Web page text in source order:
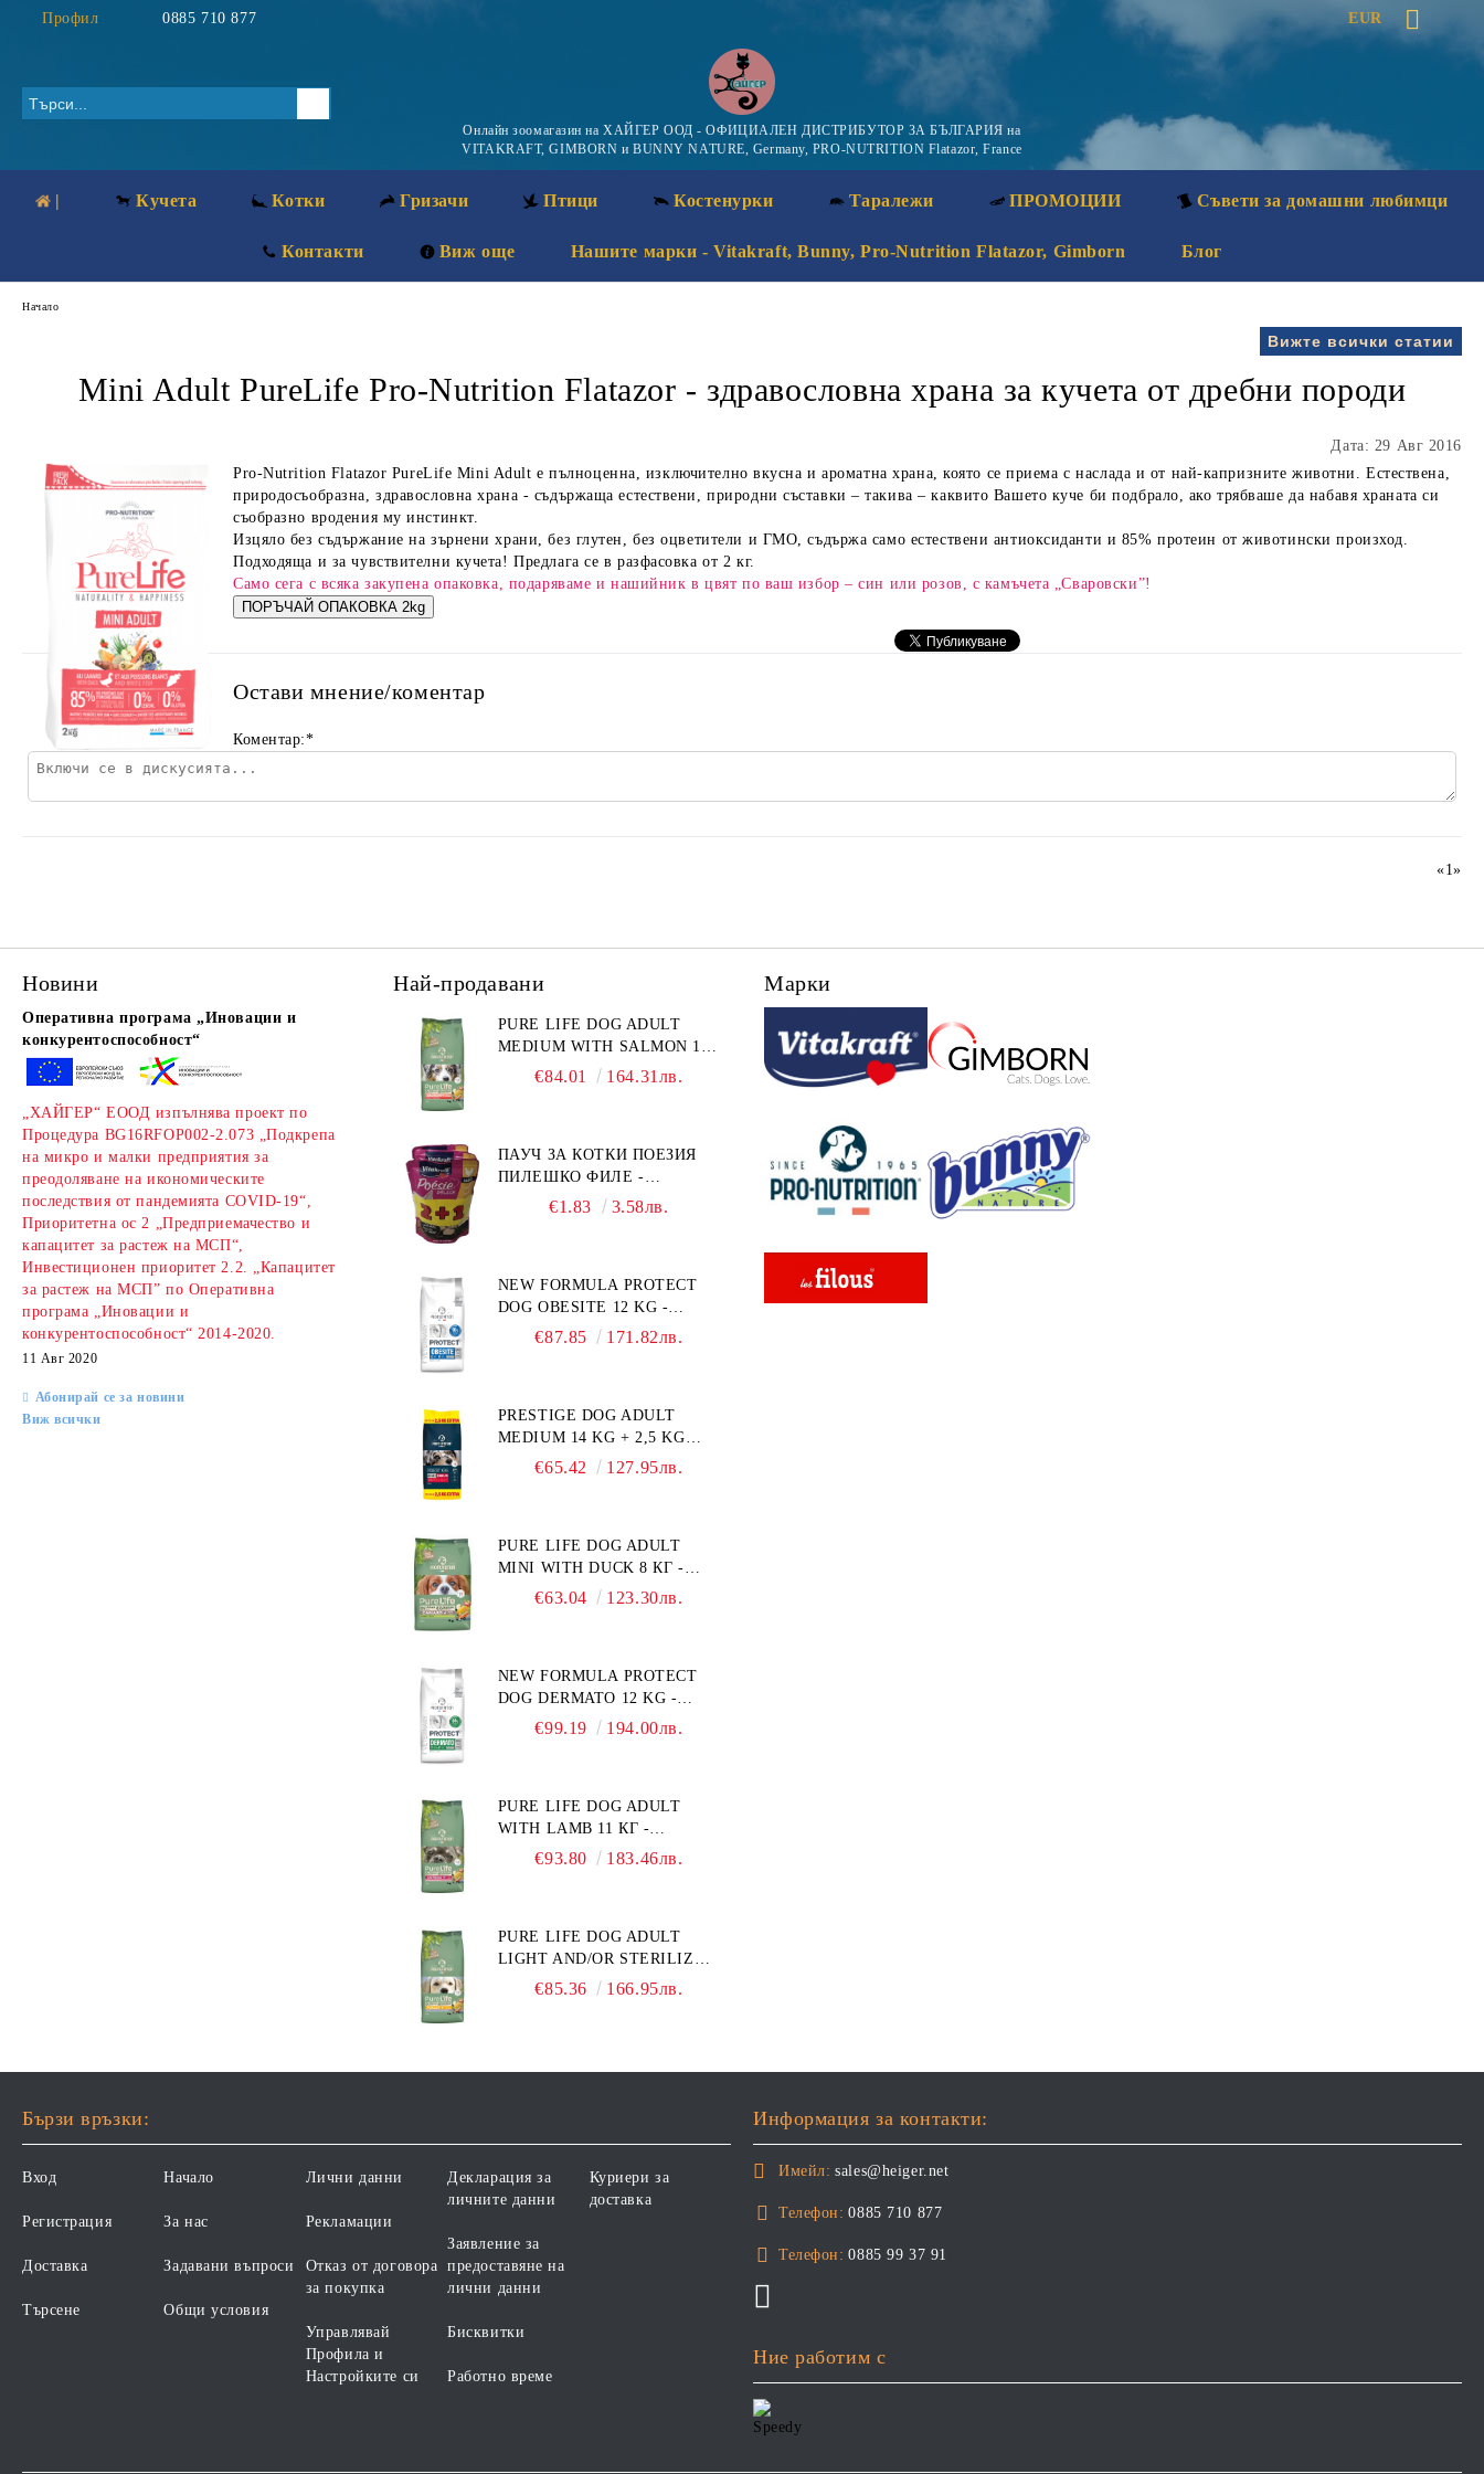
Профил 0885 710 877 EUR
Онлайн зоомагазин на ХАЙГЕР ООД - ОФИЦИАЛЕН ДИСТРИБУТОР ЗА БЪЛГАРИЯ на
VITAKRAFT, GIMBORN и BUNNY NATURE, Germany, PRO-NUTRITION Flatazor, France
| Кучета Котки Гризачи Птици Костенурки Таралежи ПРОМОЦИИ Съвети за домашни любимци
Контакти Виж още Нашите марки - Vitakraft, Bunny, Pro-Nutrition Flatazor, Gimborn Блог
Начало
Вижте всички статии
Mini Adult PureLife Pro-Nutrition Flatazor - здравословна храна за кучета от дребни породи
Дата: 29 Авг 2016
Pro-Nutrition Flatazor PureLife Mini Adult е пълноценна, изключително вкусна и ароматна храна, която се приема с наслада и от най-капризните животни. Естествена,
природосъобразна, здравословна храна - съдържаща естествени, природни съставки – такива – каквито Вашето куче би подбрало, ако трябваше да набавя храната си
съобразно вродения му инстинкт.
Изцяло без съдържание на зърнени храни, без глутен, без оцветители и ГМО, съдържа само естествени антиоксиданти и 85% протеин от животински произход.
Подходяща и за чувствителни кучета! Предлага се в разфасовка от 2 кг.
Само сега с всяка закупена опаковка, подаряваме и нашийник в цвят по ваш избор – син или розов, с камъчета „Сваровски”!
ПОРЪЧАЙ ОПАКОВКА 2kg
Остави мнение/коментар
Коментар:*
«1»
Новини
Оперативна програма „Иновации и
конкурентоспособност“
„ХАЙГЕР“ ЕООД изпълнява проект по
Процедура BG16RFOP002-2.073 „Подкрепа
на микро и малки предприятия за
преодоляване на икономическите
последствия от пандемията COVID-19“,
Приоритетна ос 2 „Предприемачество и
капацитет за растеж на МСП“,
Инвестиционен приоритет 2.2. „Капацитет
за растеж на МСП” по Оперативна
програма „Иновации и
конкурентоспособност“ 2014-2020.
11 Авг 2020
Абонирай се за новини
Виж всички
Най-продавани
PURE LIFE DOG ADULT
MEDIUM WITH SALMON 12
КГ - ПЪЛНОЦЕННА ХРАНА
ОТ 10 – 25 КГ, СЪС СЬОМГА.
БЕЗ ЗЪРНО, БЕЗ ГЛУТЕН.
ПРОИЗВЕДЕНА ВЪВ
€84.01 164.31лв.
ПАУЧ ЗА КОТКИ ПОЕЗИЯ
ПИЛЕШКО ФИЛЕ -
ПРОМОКОМПЛЕКТ 3 БР.
€1.83 3.58лв.
NEW FORMULA PROTECT
DOG OBESITE 12 KG -
ПЪЛНОЦЕННА ДИЕТИЧНА
ПОТРЕБНОСТИ:
"НАМАЛЯВАНЕ НА
НАДНОРМЕНО ТЕГЛО".
€87.85 171.82лв.
PRESTIGE DOG ADULT
MEDIUM 14 KG + 2,5 KG
ГРАТИС - ПЪЛНОЦЕННА
ВЪВ ФРАНЦИЯ.
€65.42 127.95лв.
PURE LIFE DOG ADULT
MINI WITH DUCK 8 КГ -
ПЪЛНОЦЕННА ХРАНА ЗА
С ТЕГЛО ПОД 10 КГ, С
ПАТИЦА. БЕЗ ЗЪРНО, БЕЗ
ГЛУТЕН. ПРОИЗВЕДЕНА
€63.04 123.30лв.
NEW FORMULA PROTECT
DOG DERMATO 12 KG -
ПЪЛНОЦЕННА ДИЕТИЧНА
ПОТРЕБНОСТИ -
"ПОДПОМАГАНЕ НА
КОЖНАТА ФУНКЦИЯ ПРИ
НА НЕПОНОСИМОСТТА
КЪМ НЯКОИ СЪСТАВКИ И
ХРАНИ
€99.19 194.00лв.
PURE LIFE DOG ADULT
WITH LAMB 11 КГ -
ПЪЛНОЦЕННА ХРАНА ЗА
ПОДХОДЯЩА ЗА КУЧЕТА
ОТ ВСИЧКИ ПОРОДИ НА
ВЪЗРАСТ НАД 1 ГОДИНА.
€93.80 183.46лв.
PURE LIFE DOG ADULT
LIGHT AND/OR STERILIZED
WITH CHICKEN 12 КГ -
НАДНОРМЕНО ТЕГЛО И/
ГЛУТЕН. ПРОИЗВОДСТВО
ФРАНЦИЯ.
€85.36 166.95лв.
Марки
Бързи връзки:
Вход
Регистрация
Доставка
Търсене
Начало
За нас
Задавани въпроси
Общи условия
Лични данни
Рекламации
Отказ от договора
за покупка
Управлявай
Профила и
Настройките си
Декларация за
личните данни
Заявление за
предоставяне на
лични данни
Бисквитки
Работно време
Куриери за
доставка
Информация за контакти:
Имейл: sales@heiger.net
Телефон: 0885 710 877
Телефон: 0885 99 37 91
Ние работим с